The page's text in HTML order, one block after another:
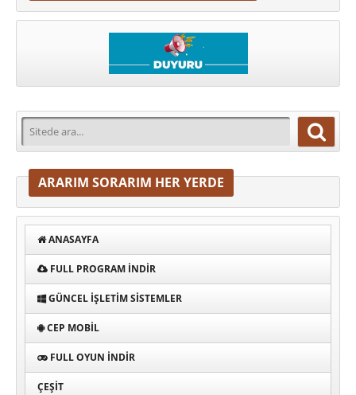
ARARIM SORARIM HER YERDE
ANASAYFA
FULL PROGRAM INDIR
GÜNCEL İŞLETIM SISTEMLER
CEP MOBIL
FULL OYUN İNDIR
ÇEŞIT